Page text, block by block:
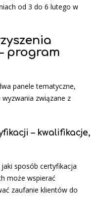
od 3 do 6 lutego w
program
panele tematyczne,
związane z
– kwalifikacje,
sposób certyfikacja
może wspierać
zaufanie klientów do